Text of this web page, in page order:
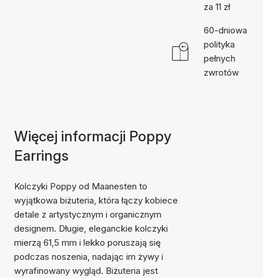
za 11 zł
60-dniowa
polityka
pełnych
zwrotów
Więcej informacji Poppy
Earrings
Kolczyki Poppy od Maanesten to
wyjątkowa biżuteria, która łączy kobiece
detale z artystycznym i organicznym
designem. Długie, eleganckie kolczyki
mierzą 61,5 mm i lekko poruszają się
podczas noszenia, nadając im żywy i
wyrafinowany wygląd. Biżuteria jest